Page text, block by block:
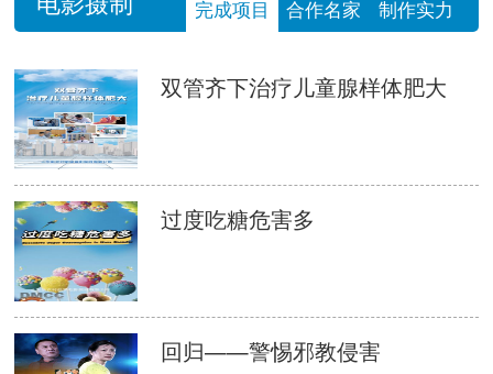
完成项目 合作名家 制作实力
双管齐下治疗儿童腺样体肥大
过度吃糖危害多
回归——警惕邪教侵害